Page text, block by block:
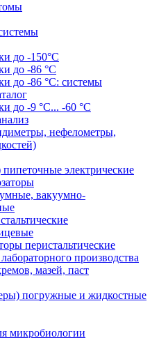
до -150°С
до -86 °C
до -86 °C: системы
до -9 °C... -60 °C
нефелометры,
электрические
вакуумно-
перистальтические
производства
мазей, паст
погружные и жидкостные
микробиологии